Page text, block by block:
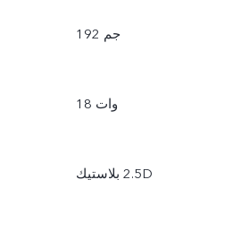
192 جم
18 وات